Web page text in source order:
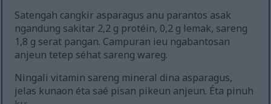
Satengah cangkir asparagus anu parantos asak
ngandung sakitar 2,2 g protéin, 0,2 g lemak, sareng
1,8 g serat pangan. Campuran ieu ngabantosan
anjeun tetep séhat sareng wareg.
Ningali vitamin sareng mineral dina asparagus,
jelas kunaon éta saé pisan pikeun anjeun. Éta pinuh